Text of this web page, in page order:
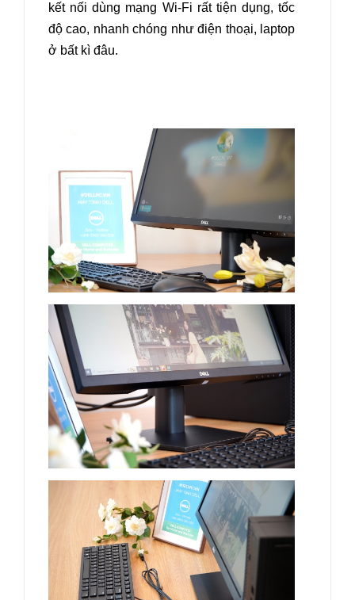
kết nối dùng mạng Wi-Fi rất tiện dụng, tốc
độ cao, nhanh chóng như điện thoại, laptop
ở bất kì đâu.